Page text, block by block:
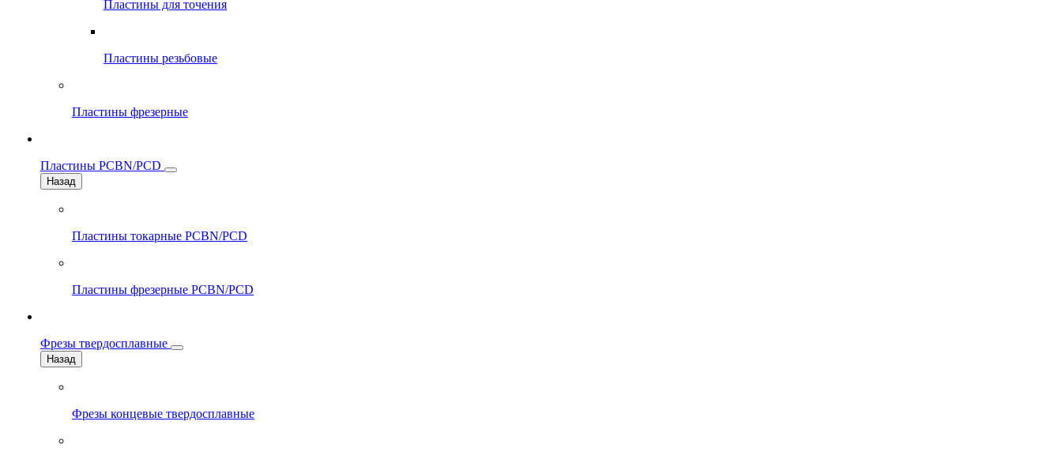
Пластины для точения
Пластины резьбовые
Пластины фрезерные
Пластины PCBN/PCD
Назад
Пластины токарные PCBN/PCD
Пластины фрезерные PCBN/PCD
Фрезы твердосплавные
Назад
Фрезы концевые твердосплавные